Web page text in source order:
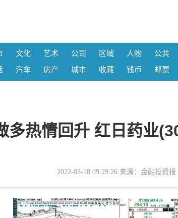
文化 艺术 公司 区域 人物 公共
汽车 房产 城市 收藏 钱币 邮票
多热情回升 红日药业
2022-03-18 09:29:26 来源：金融投资报